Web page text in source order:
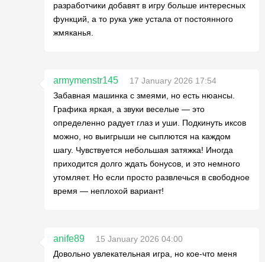
разработчики добавят в игру больше интересных
функций, а то рука уже устала от постоянного
жмяканья.
armymenstr145
17 January 2026 17:54
Забавная машинка с змеями, но есть нюансы.
Графика яркая, а звуки веселые — это
определенно радует глаз и уши. Подкинуть иксов
можно, но выигрыши не сыплются на каждом
шагу. Чувствуется небольшая затяжка! Иногда
приходится долго ждать бонусов, и это немного
утомляет. Но если просто развлечься в свободное
время — неплохой вариант!
anife89
15 January 2026 04:00
Довольно увлекательная игра, но кое-что меня